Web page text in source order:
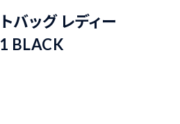
バッグ レディー
BLACK